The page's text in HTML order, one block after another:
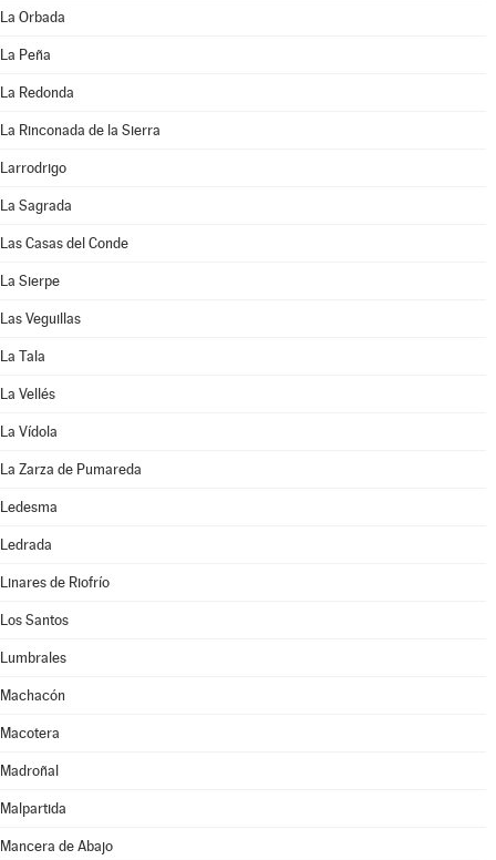
La Orbada
La Peña
La Redonda
La Rinconada de la Sierra
Larrodrigo
La Sagrada
Las Casas del Conde
La Sierpe
Las Veguillas
La Tala
La Vellés
La Vídola
La Zarza de Pumareda
Ledesma
Ledrada
Linares de Riofrío
Los Santos
Lumbrales
Machacón
Macotera
Madroñal
Malpartida
Mancera de Abajo